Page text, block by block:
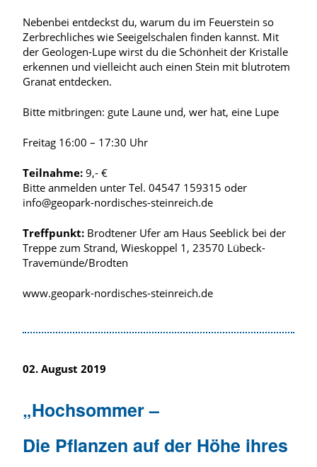
Nebenbei entdeckst du, warum du im Feuerstein so
Zerbrechliches wie Seeigelschalen finden kannst. Mit
der Geologen-Lupe wirst du die Schönheit der Kristalle
erkennen und vielleicht auch einen Stein mit blutrotem
Granat entdecken.
Bitte mitbringen: gute Laune und, wer hat, eine Lupe
Freitag 16:00 – 17:30 Uhr
Teilnahme: 9,- €
Bitte anmelden unter Tel. 04547 159315 oder
info@geopark-nordisches-steinreich.de
Treffpunkt: Brodtener Ufer am Haus Seeblick bei der
Treppe zum Strand, Wieskoppel 1, 23570 Lübeck-
Travemünde/Brodten
www.geopark-nordisches-steinreich.de
02. August 2019
„Hochsommer –
Die Pflanzen auf der Höhe ihres